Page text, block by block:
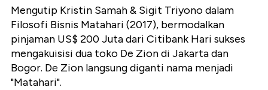
Mengutip Kristin Samah & Sigit Triyono dalam
Filosofi Bisnis Matahari (2017), bermodalkan
pinjaman US$ 200 Juta dari Citibank Hari sukses
mengakuisisi dua toko De Zion di Jakarta dan
Bogor. De Zion langsung diganti nama menjadi
"Matahari".